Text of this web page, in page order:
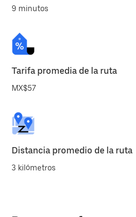
9 minutos
Tarifa promedia de la ruta
MX$57
Distancia promedio de la ruta
3 kilómetros